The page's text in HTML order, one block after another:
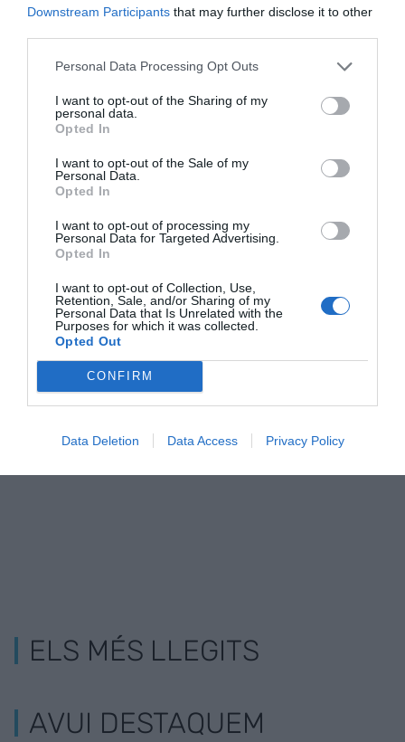
Downstream Participants that may further disclose it to other
Personal Data Processing Opt Outs
I want to opt-out of the Sharing of my
personal data.
Opted In
I want to opt-out of the Sale of my
Personal Data.
Opted In
I want to opt-out of processing my
Personal Data for Targeted Advertising.
Opted In
I want to opt-out of Collection, Use,
Retention, Sale, and/or Sharing of my
Personal Data that Is Unrelated with the
Purposes for which it was collected.
Opted Out
CONFIRM
Data Deletion Data Access Privacy Policy
Google de forma gratuïta
RELACIONADES
El Port de Barcelona reduirà l'impacte
ambiental de les escales
ELS MÉS LLEGITS
AVUI DESTAQUEM